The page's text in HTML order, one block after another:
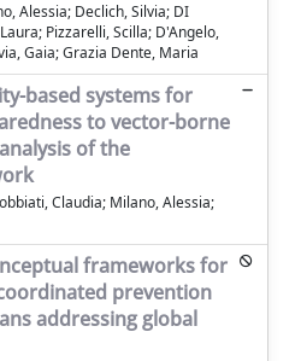
Alessia; Declich, Silvia; DI
Pizzarelli, Scilla; D'Angelo,
Gaia; Grazia Dente, Maria
based systems for
to vector-borne
of the
Claudia; Milano, Alessia;
frameworks for
prevention
addressing global